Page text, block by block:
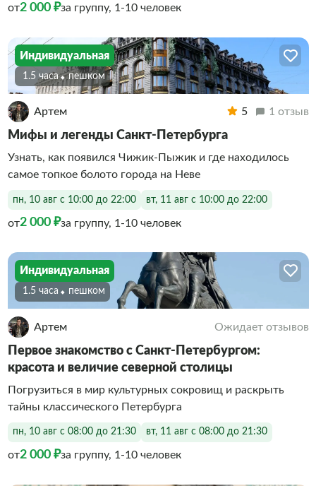
от2 000 ₽за группу, 1-10 человек
Индивидуальная
1.5 часа Пешком
Артем 5 1 отзыв
Мифы и легенды Санкт-Петербурга
Узнать, как появился Чижик-Пыжик и где находилось
самое топкое болото города на Неве
пн, 10 авг с 10:00 до 22:00 вт, 11 авг с 10:00 до 22:00
от2 000 ₽за группу, 1-10 человек
Индивидуальная
1.5 часа Пешком
Артем Ожидает отзывов
Первое знакомство с Санкт-Петербургом:
красота и величие северной столицы
Погрузиться в мир культурных сокровищ и раскрыть
тайны классического Петербурга
пн, 10 авг с 08:00 до 21:30 вт, 11 авг с 08:00 до 21:30
от2 000 ₽за группу, 1-10 человек